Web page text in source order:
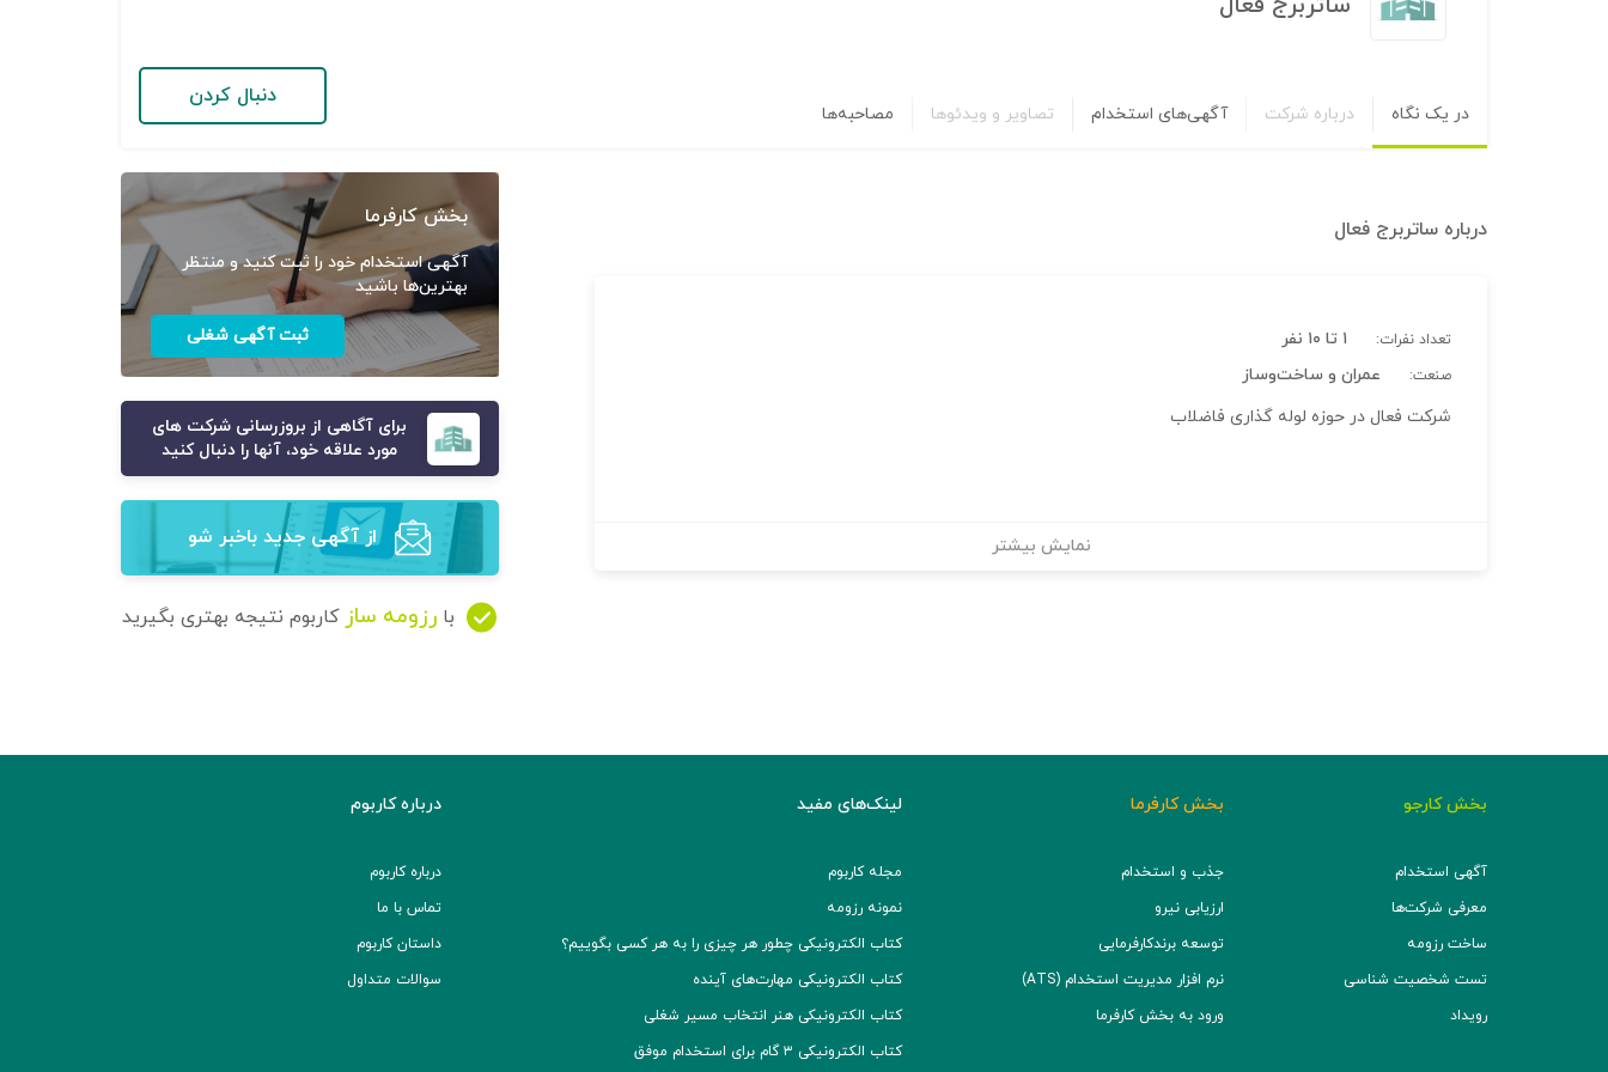
در یک نگاه درباره شرکت آگهی‌های استخدام تصاویر و ویدئوها مصاحبه‌ها
دنبال کردن
درباره ساتربرج فعال
تعداد نفرات: ۱ تا ۱۰ نفر
صنعت:
عمران و ساخت‌وساز
شرکت فعال در حوزه لوله گذاری فاضلاب
نمایش بیشتر
بخش کارفرما
آگهی استخدام خود را ثبت کنید و منتظر
بهترین‌ها باشید
ثبت آگهی شغلی
برای آگاهی از بروزرسانی شرکت های
مورد علاقه خود، آنها را دنبال کنید
از آگهی‌ جدید باخبر شو
با رزومه ساز کاربوم نتیجه بهتری بگیرید
بخش کارجو
آگهی استخدام
معرفی شرکت‌ها
ساخت رزومه
تست شخصیت شناسی
رویداد
بخش کارفرما
جذب و استخدام
ارزیابی نیرو
توسعه برند‌کارفرمایی
نرم افزار مدیریت استخدام (ATS)
ورود به بخش کارفرما
لینک‌های مفید
مجله کاربوم
نمونه رزومه
کتاب الکترونیکی چطور هر چیزی را به هر کسی بگوییم؟
کتاب الکترونیکی مهارت‌های آینده
کتاب الکترونیکی هنر انتخاب مسیر شغلی
کتاب الکترونیکی ۳ گام برای استخدام موفق
درباره کاربوم
درباره کاربوم
تماس با ما
داستان کاربوم
سوالات متداول